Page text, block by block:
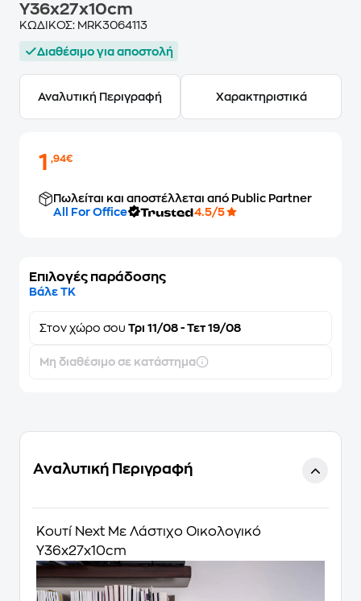
Υ36x27x10cm
ΚΩΔΙΚΟΣ: MRK3064113
Διαθέσιμο για αποστολή
Αναλυτική Περιγραφή Χαρακτηριστικά
1,94€
Πωλείται και αποστέλλεται από Public Partner
All For Office
4.5/5
Επιλογές παράδοσης
Βάλε ΤΚ
Στον χώρο σου Τρι 11/08 - Τετ 19/08
Μη διαθέσιμο σε κατάστημα
Αναλυτική Περιγραφή
Κουτί Next Με Λάστιχο Οικολογικό
Υ36x27x10cm